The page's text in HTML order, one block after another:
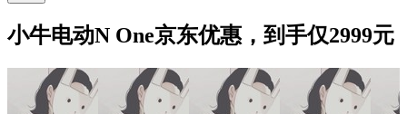
小牛电动N One京东优惠，到手仅2999元